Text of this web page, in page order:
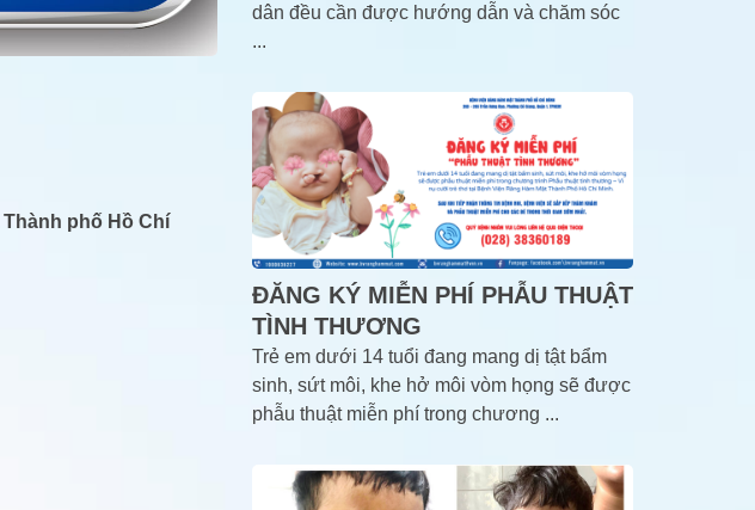
Thành phố Hồ Chí
dân đều cần được hướng dẫn và chăm sóc
...
ĐĂNG KÝ MIỄN PHÍ PHẪU THUẬT
TÌNH THƯƠNG
Trẻ em dưới 14 tuổi đang mang dị tật bẩm
sinh, sứt môi, khe hở môi vòm họng sẽ được
phẫu thuật miễn phí trong chương ...